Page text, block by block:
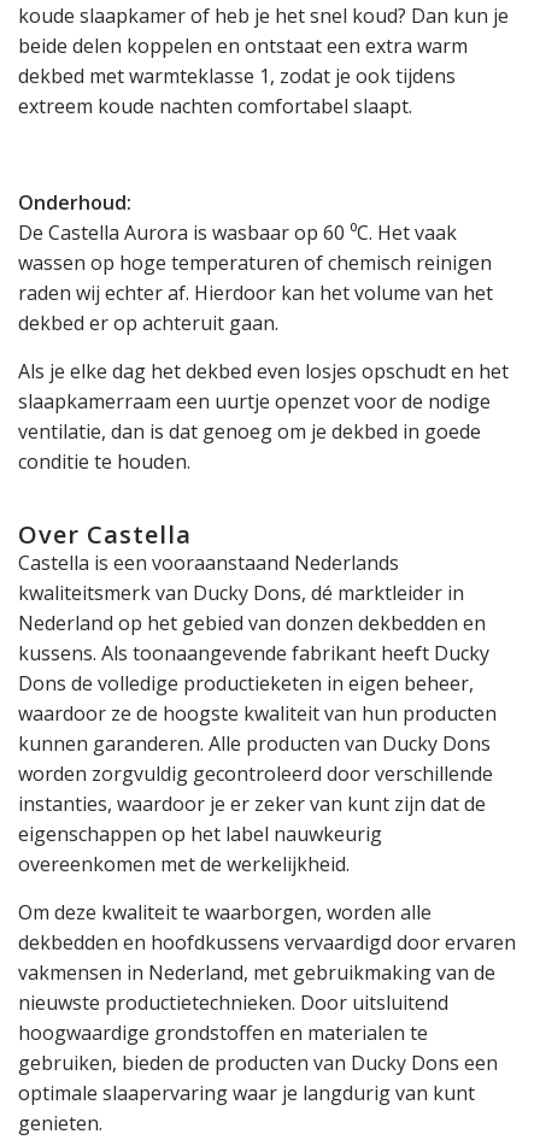
koude slaapkamer of heb je het snel koud? Dan kun je
beide delen koppelen en ontstaat een extra warm
dekbed met warmteklasse 1, zodat je ook tijdens
extreem koude nachten comfortabel slaapt.
Onderhoud:
De Castella Aurora is wasbaar op 60 ⁰C. Het vaak
wassen op hoge temperaturen of chemisch reinigen
raden wij echter af. Hierdoor kan het volume van het
dekbed er op achteruit gaan.
Als je elke dag het dekbed even losjes opschudt en het
slaapkamerraam een uurtje openzet voor de nodige
ventilatie, dan is dat genoeg om je dekbed in goede
conditie te houden.
Over Castella
Castella is een vooraanstaand Nederlands
kwaliteitsmerk van Ducky Dons, dé marktleider in
Nederland op het gebied van donzen dekbedden en
kussens. Als toonaangevende fabrikant heeft Ducky
Dons de volledige productieketen in eigen beheer,
waardoor ze de hoogste kwaliteit van hun producten
kunnen garanderen. Alle producten van Ducky Dons
worden zorgvuldig gecontroleerd door verschillende
instanties, waardoor je er zeker van kunt zijn dat de
eigenschappen op het label nauwkeurig
overeenkomen met de werkelijkheid.
Om deze kwaliteit te waarborgen, worden alle
dekbedden en hoofdkussens vervaardigd door ervaren
vakmensen in Nederland, met gebruikmaking van de
nieuwste productietechnieken. Door uitsluitend
hoogwaardige grondstoffen en materialen te
gebruiken, bieden de producten van Ducky Dons een
optimale slaapervaring waar je langdurig van kunt
genieten.